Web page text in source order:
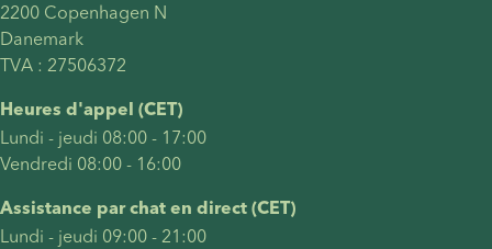
2200 Copenhagen N
Danemark
TVA : 27506372
Heures d'appel (CET)
Lundi - jeudi 08:00 - 17:00
Vendredi 08:00 - 16:00
Assistance par chat en direct (CET)
Lundi - jeudi 09:00 - 21:00